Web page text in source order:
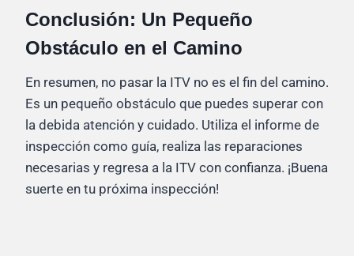
Conclusión: Un Pequeño
Obstáculo en el Camino
En resumen, no pasar la ITV no es el fin del camino.
Es un pequeño obstáculo que puedes superar con
la debida atención y cuidado. Utiliza el informe de
inspección como guía, realiza las reparaciones
necesarias y regresa a la ITV con confianza. ¡Buena
suerte en tu próxima inspección!